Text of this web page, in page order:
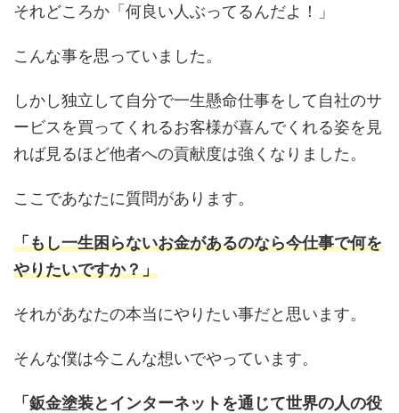
それどころか「何良い人ぶってるんだよ！」
こんな事を思っていました。
しかし独立して自分で一生懸命仕事をして自社のサ
ービスを買ってくれるお客様が喜んでくれる姿を見
れば見るほど他者への貢献度は強くなりました。
ここであなたに質問があります。
「もし一生困らないお金があるのなら今仕事で何を
やりたいですか？」
それがあなたの本当にやりたい事だと思います。
そんな僕は今こんな想いでやっています。
「鈑金塗装とインターネットを通じて世界の人の役